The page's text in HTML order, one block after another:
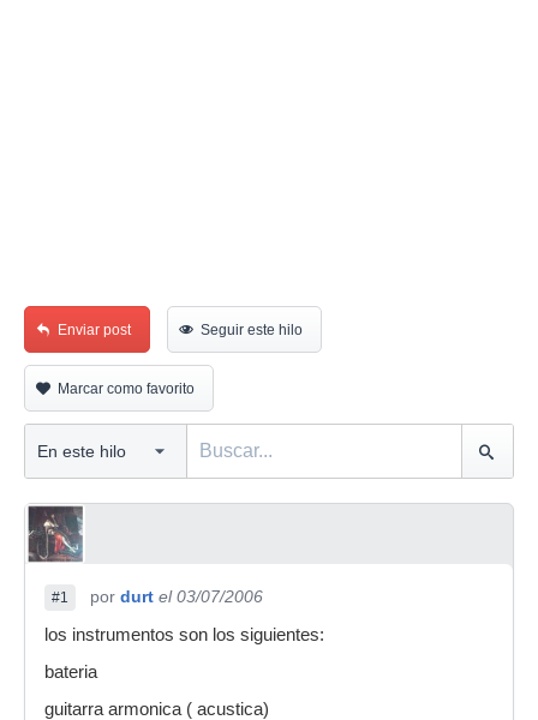
Enviar post Seguir este hilo
Marcar como favorito
#1 por durt el 03/07/2006
los instrumentos son los siguientes:
bateria
guitarra armonica ( acustica)